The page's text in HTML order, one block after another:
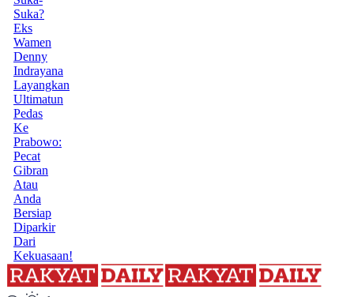
Suka?
Eks
Wamen
Denny
Indrayana
Layangkan
Ultimatun
Pedas
Ke
Prabowo:
Pecat
Gibran
Atau
Anda
Bersiap
Diparkir
Dari
Kekuasaan!